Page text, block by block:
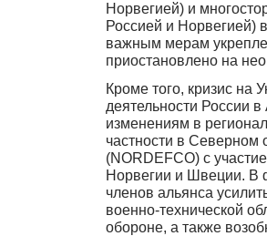
Норвегией) и
Россией и Норвегией)
важным мерам
приостановлено на
Кроме того, кризис на
деятельности России
изменениям в
частности в Северном
(NORDEFCO) с
Норвегии и Швеции. В
членов альянса
военно-технической
обороне, а также